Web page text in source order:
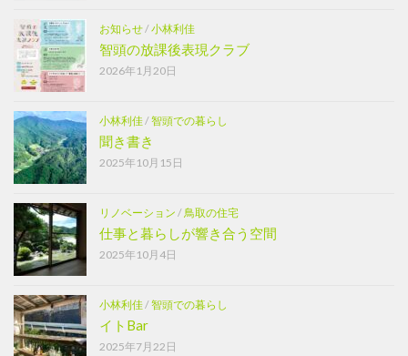
お知らせ/小林利佳
智頭の放課後表現クラブ
2026年1月20日
小林利佳/智頭での暮らし
聞き書き
2025年10月15日
リノベーション /鳥取の住宅
仕事と暮らしが響き合う空間
2025年10月4日
小林利佳/智頭での暮らし
イトBar
2025年7月22日